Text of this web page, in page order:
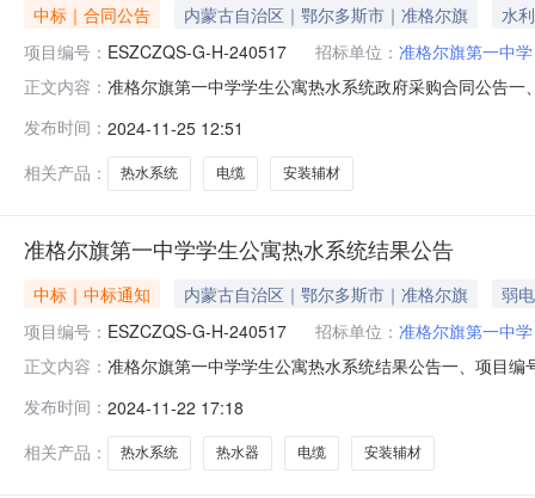
中标｜合同公告 内蒙古自治区｜鄂尔多斯市｜准格尔旗
水
项目编号： ESZCZQS-G-H-240517 招标单位： 准格尔旗第一中学
正文内容： 准格尔旗第一中学学生公寓热水系统政府采购合同公告
发展有限公司地址：内蒙古自治区鄂尔多斯市东胜区东
发布时间： 2024-11-25 12:51
相关产品：
热水系统 电缆 安装辅材
准格尔旗第一中学学生公寓热水系统结果公告
中标｜中标通知 内蒙古自治区｜鄂尔多斯市｜准格尔旗
弱
项目编号： ESZCZQS-G-H-240517 招标单位： 准格尔旗第一中学
正文内容： 准格尔旗第一中学学生公寓热水系统结果公告一、项目
1805综合评分法是1,487,550.00元88.71四、主要标的信
发布时间： 2024-11-22 17:18
相关产品：
热水系统 热水器 电缆 安装辅材